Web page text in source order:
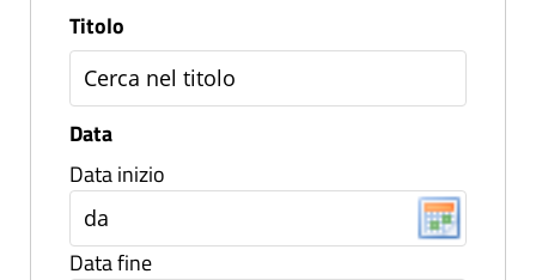
Titolo
Data
Data inizio
Data fine